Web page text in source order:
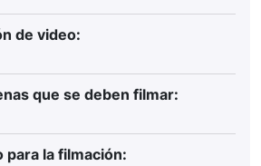
de video:
que se deben filmar:
para la filmación: